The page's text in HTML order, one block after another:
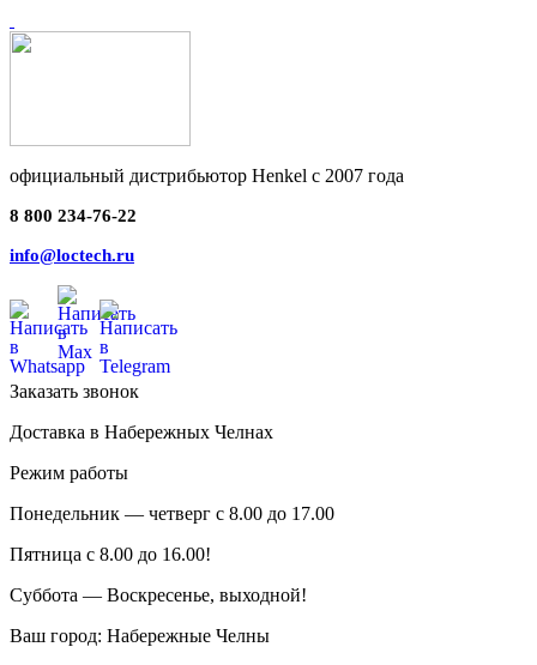
официальный дистрибьютор Henkel с 2007 года
8 800 234-76-22
info@loctech.ru
Заказать звонок
Доставка в Набережных Челнах
Режим работы
Понедельник — четверг с 8.00 до 17.00
Пятница с 8.00 до 16.00!
Суббота — Воскресенье, выходной!
Ваш город: Набережные Челны